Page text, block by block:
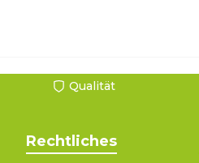
Qualität
Rechtliches